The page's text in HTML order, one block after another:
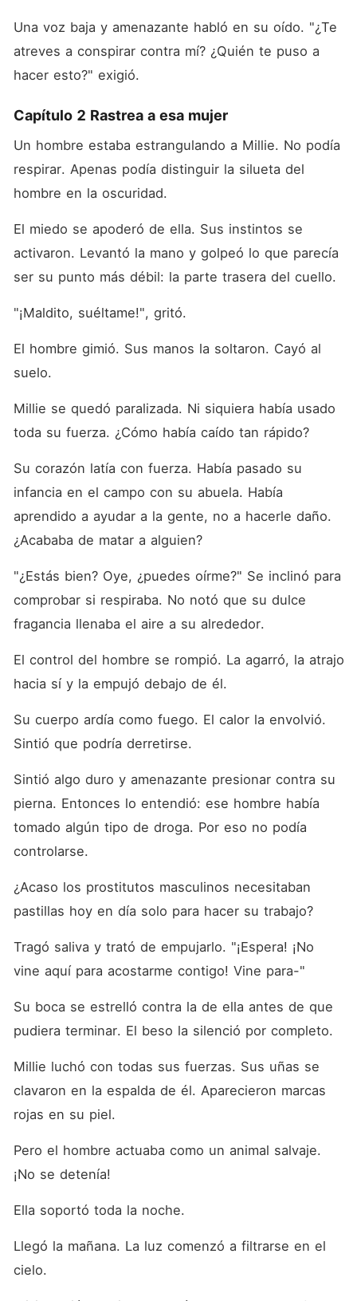
Una voz baja y amenazante habló en su oído. "¿Te
atreves a conspirar contra mí? ¿Quién te puso a
hacer esto?" exigió.
Capítulo 2 Rastrea a esa mujer
Un hombre estaba estrangulando a Millie. No podía
respirar. Apenas podía distinguir la silueta del
hombre en la oscuridad.
El miedo se apoderó de ella. Sus instintos se
activaron. Levantó la mano y golpeó lo que parecía
ser su punto más débil: la parte trasera del cuello.
"¡Maldito, suéltame!", gritó.
El hombre gimió. Sus manos la soltaron. Cayó al
suelo.
Millie se quedó paralizada. Ni siquiera había usado
toda su fuerza. ¿Cómo había caído tan rápido?
Su corazón latía con fuerza. Había pasado su
infancia en el campo con su abuela. Había
aprendido a ayudar a la gente, no a hacerle daño.
¿Acababa de matar a alguien?
"¿Estás bien? Oye, ¿puedes oírme?" Se inclinó para
comprobar si respiraba. No notó que su dulce
fragancia llenaba el aire a su alrededor.
El control del hombre se rompió. La agarró, la atrajo
hacia sí y la empujó debajo de él.
Su cuerpo ardía como fuego. El calor la envolvió.
Sintió que podría derretirse.
Sintió algo duro y amenazante presionar contra su
pierna. Entonces lo entendió: ese hombre había
tomado algún tipo de droga. Por eso no podía
controlarse.
¿Acaso los prostitutos masculinos necesitaban
pastillas hoy en día solo para hacer su trabajo?
Tragó saliva y trató de empujarlo. "¡Espera! ¡No
vine aquí para acostarme contigo! Vine para-"
Su boca se estrelló contra la de ella antes de que
pudiera terminar. El beso la silenció por completo.
Millie luchó con todas sus fuerzas. Sus uñas se
clavaron en la espalda de él. Aparecieron marcas
rojas en su piel.
Pero el hombre actuaba como un animal salvaje.
¡No se detenía!
Ella soportó toda la noche.
Llegó la mañana. La luz comenzó a filtrarse en el
cielo.